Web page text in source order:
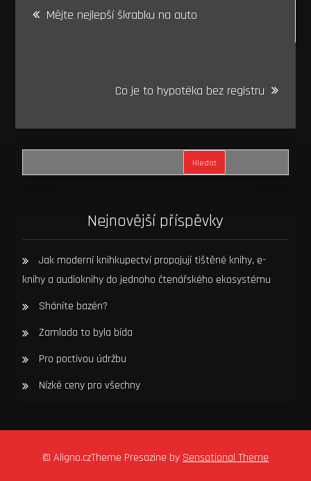
Mějte nejlepší škrabku na auto
Co je to hypotéka bez registru
Hledat
Nejnovější příspěvky
Jak moderní knihkupectví propojují tištěné knihy, e-
knihy a audioknihy do jednoho čtenářského ekosystému
Sháníte bazén?
Zamlada to byla bída
Pro poctivou údržbu
Nízké ceny pro všechny
© Aligno.czTheme Presazine by Sensational Theme